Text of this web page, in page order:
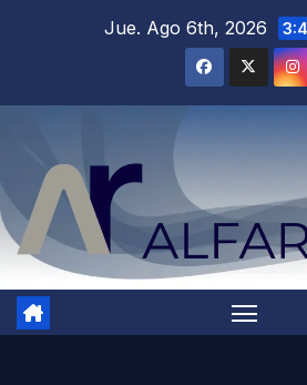
Jue. Ago 6th, 2026